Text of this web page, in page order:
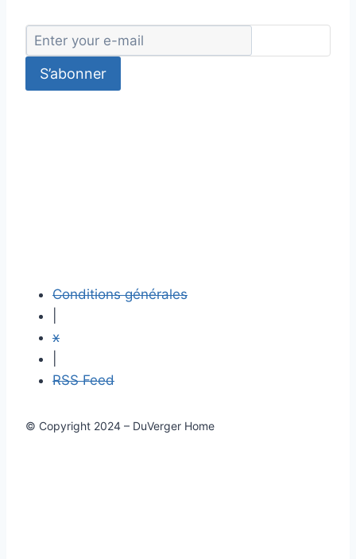
S’abonner
Conditions générales
x
RSS Feed
© Copyright 2024 – DuVerger Home